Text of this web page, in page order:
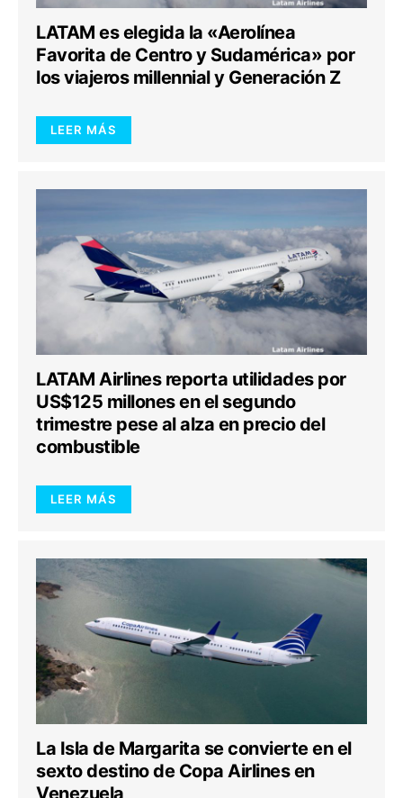
LATAM es elegida la «Aerolínea
Favorita de Centro y Sudamérica» por
los viajeros millennial y Generación Z
LEER MÁS
LATAM Airlines reporta utilidades por
US$125 millones en el segundo
trimestre pese al alza en precio del
combustible
LEER MÁS
La Isla de Margarita se convierte en el
sexto destino de Copa Airlines en
Venezuela